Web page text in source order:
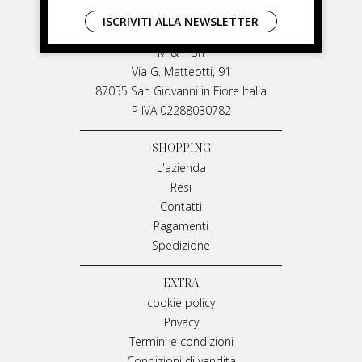
LIVIANA MIRARCHI
M & P Srl
Via G. Matteotti, 91
87055 San Giovanni in Fiore Italia
P IVA 02288030782
SHOPPING
L'azienda
Resi
Contatti
Pagamenti
Spedizione
EXTRA
cookie policy
Privacy
Termini e condizioni
ISCRIVITI ALLA NEWSLETTER